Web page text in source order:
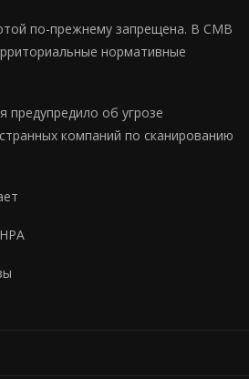
по-прежнему запрещена. В CMB
нормативные
предупредило об угрозе
компаний по сканированию